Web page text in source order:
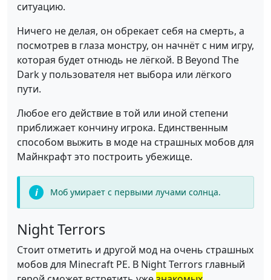
ситуацию.
Ничего не делая, он обрекает себя на смерть, а
посмотрев в глаза монстру, он начнёт с ним игру,
которая будет отнюдь не лёгкой. В Beyond The
Dark у пользователя нет выбора или лёгкого
пути.
Любое его действие в той или иной степени
приближает кончину игрока. Единственным
способом выжить в моде на страшных мобов для
Майнкрафт это построить убежище.
Моб умирает с первыми лучами солнца.
Night Terrors
Стоит отметить и другой мод на очень страшных
мобов для Minecraft PE. В Night Terrors главный